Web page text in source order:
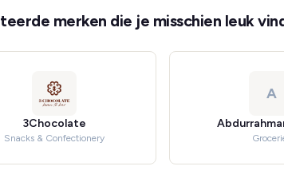
merken die je misschien leuk
3Chocolate
Snacks & Confectionery
A